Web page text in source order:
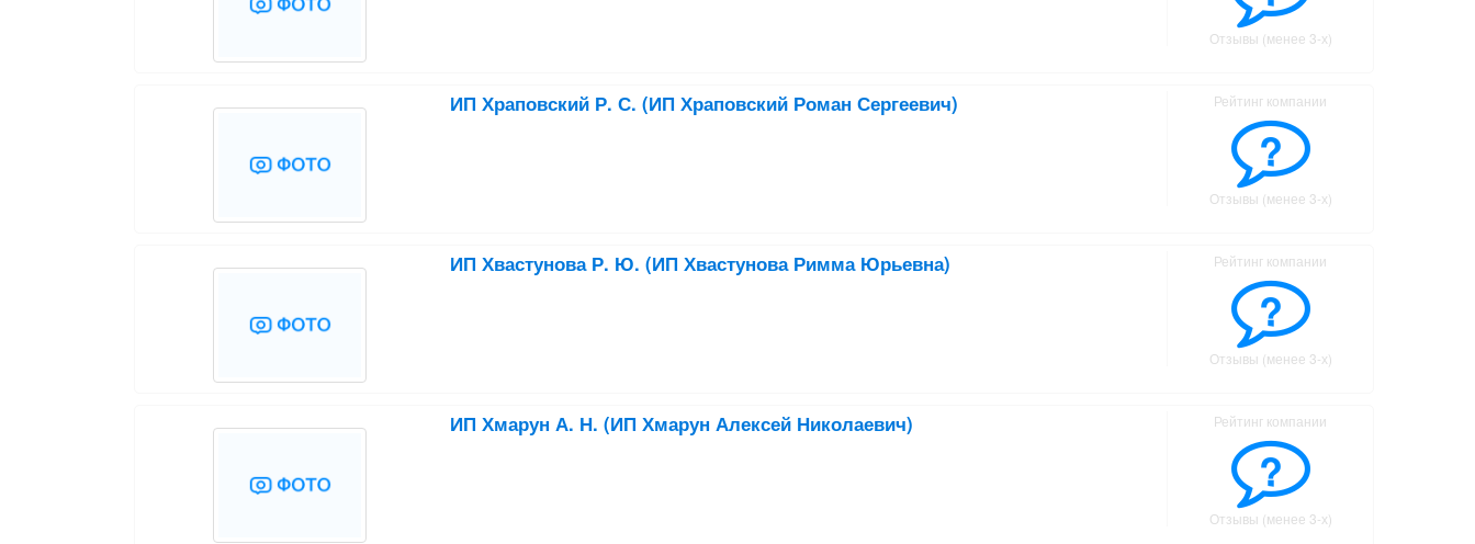
Отзывы (менее 3-х)
ИП Храповский Р. С. (ИП Храповский Роман Сергеевич) Рейтинг компании
?
Отзывы (менее 3-х)
ИП Хвастунова Р. Ю. (ИП Хвастунова Римма Юрьевна) Рейтинг компании
?
Отзывы (менее 3-х)
ИП Хмарун А. Н. (ИП Хмарун Алексей Николаевич) Рейтинг компании
?
Отзывы (менее 3-х)